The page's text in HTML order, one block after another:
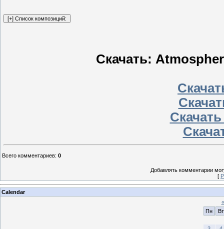
Скачать:
Всего комментариев: 0
Добавлять комментарии
[
Calendar
«
Пн
Вт